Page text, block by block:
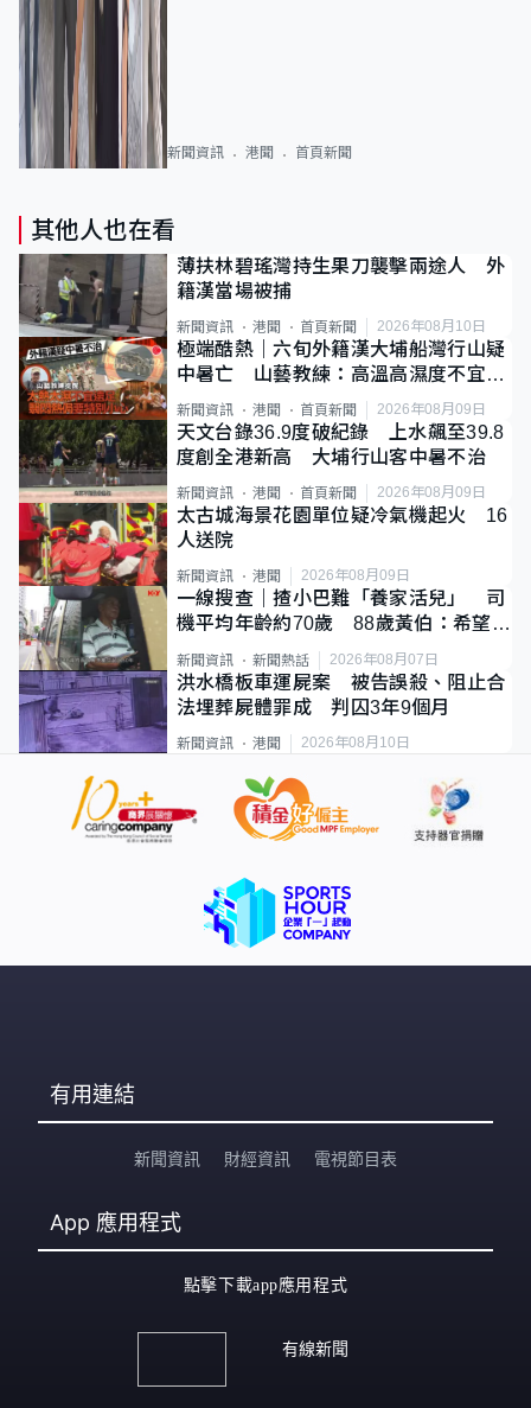
新聞資訊 港聞 首頁新聞
其他人也在看
薄扶林碧瑤灣持生果刀襲擊兩途人 外
籍漢當場被捕
新聞資訊 港聞 首頁新聞 2026年08月10日
極端酷熱｜六旬外籍漢大埔船灣行山疑
中暑亡 山藝教練：高溫高濕度不宜遠
足
新聞資訊 港聞 首頁新聞 2026年08月09日
天文台錄36.9度破紀錄 上水飆至39.8
度創全港新高 大埔行山客中暑不治
新聞資訊 港聞 首頁新聞 2026年08月09日
太古城海景花園單位疑冷氣機起火 16
人送院
新聞資訊 港聞 2026年08月09日
一線搜查｜揸小巴難「養家活兒」 司
機平均年齡約70歲 88歲黃伯：希望一
直揸落去
新聞資訊 新聞熱話 2026年08月07日
洪水橋板車運屍案 被告誤殺、阻止合
法埋葬屍體罪成 判囚3年9個月
新聞資訊 港聞 2026年08月10日
有用連結
新聞資訊 財經資訊 電視節目表
App 應用程式
點擊下載app應用程式
有線新聞